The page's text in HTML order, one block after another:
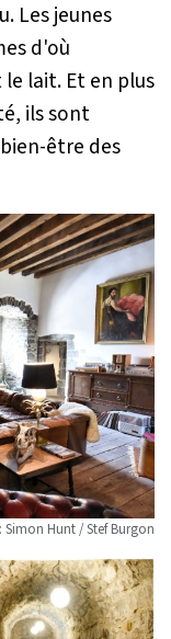
Les jeunes
d'où
lait. Et en plus
ils sont
être des
Simon Hunt / Stef Burgon